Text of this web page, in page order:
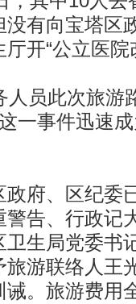
有向宝塔区
开“公立医院
员此次旅游
一事件迅速
府、区纪委
告、行政记
生局党委书
游联络人王
。旅游费用